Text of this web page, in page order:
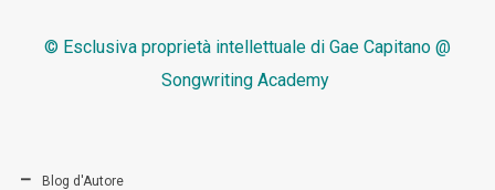
© Esclusiva proprietà intellettuale di Gae Capitano @
Songwriting Academy
Blog d'Autore